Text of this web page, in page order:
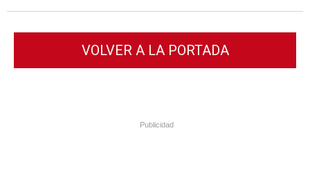
VOLVER A LA PORTADA
Publicidad